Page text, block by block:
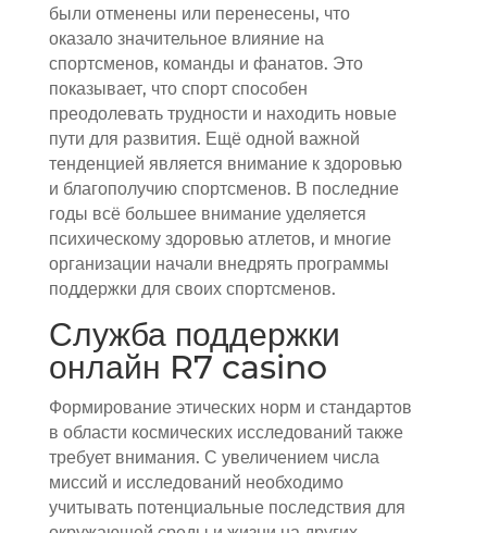
были отменены или перенесены, что
оказало значительное влияние на
спортсменов, команды и фанатов. Это
показывает, что спорт способен
преодолевать трудности и находить новые
пути для развития. Ещё одной важной
тенденцией является внимание к здоровью
и благополучию спортсменов. В последние
годы всё большее внимание уделяется
психическому здоровью атлетов, и многие
организации начали внедрять программы
поддержки для своих спортсменов.
Служба поддержки
онлайн R7 casino
Формирование этических норм и стандартов
в области космических исследований также
требует внимания. С увеличением числа
миссий и исследований необходимо
учитывать потенциальные последствия для